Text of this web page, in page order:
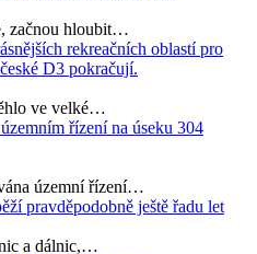
začnou hloubit…
rekreačních oblastí pro
D3 pokračují.
ve velké…
řízení na úseku 304
územní řízení…
pravděpodobně ještě řadu let
a dálnic,…